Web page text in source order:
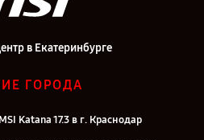
в Екатеринбурге
ГОРОДА
Katana 17.3 в г. Краснодар